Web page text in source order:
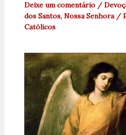
Deixe um comentário /
dos Santos, Nossa Senhora/
Católicos